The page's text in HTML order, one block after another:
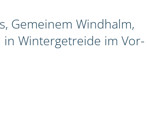
Gemeinem Windhalm,
Wintergetreide im Vor-